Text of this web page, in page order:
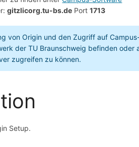
gitzlicorg.tu-bs.de Port1713
von Origin und den Zugriff auf
der TU Braunschweig befinden oder
zugreifen zu können.
Setup.